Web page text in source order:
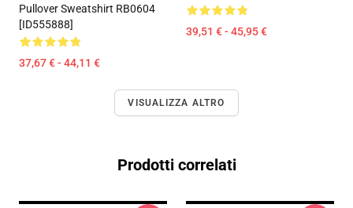
Pullover Sweatshirt RB0604
[ID555888]
37,67 € - 44,11 €
39,51 € - 45,95 €
VISUALIZZA ALTRO
Prodotti correlati